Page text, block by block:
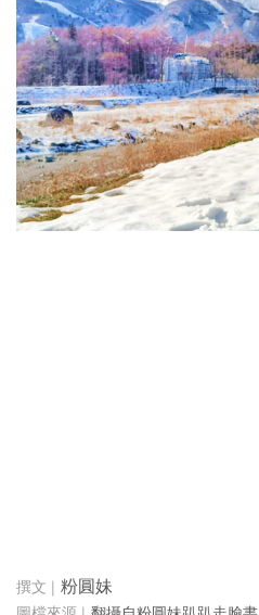
粉圓妹